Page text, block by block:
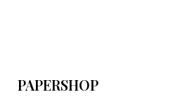
PAPERSHOP